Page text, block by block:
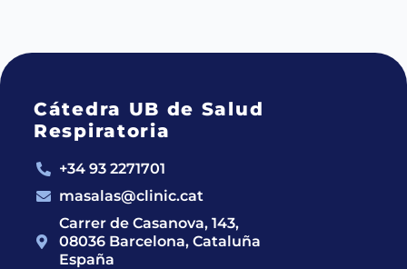
Cátedra UB de Salud
Respiratoria
+34 93 2271701
masalas@clinic.cat
Carrer de Casanova, 143,
08036 Barcelona, Cataluña
España